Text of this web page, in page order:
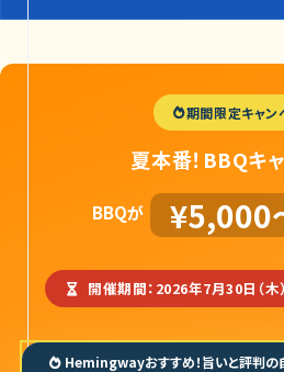
期間限定キャン
夏本番！BBQキ
BBQが ¥5,000
開催期間：2026年7月30日（木
Hemingwayおすすめ！旨いと評判の